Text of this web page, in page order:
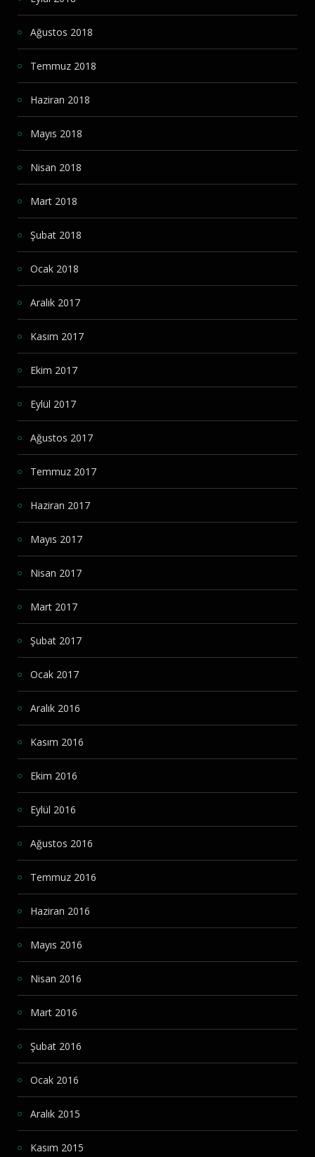
Ağustos 2018
Temmuz 2018
Haziran 2018
Mayıs 2018
Nisan 2018
Mart 2018
Şubat 2018
Ocak 2018
Aralık 2017
Kasım 2017
Ekim 2017
Eylül 2017
Ağustos 2017
Temmuz 2017
Haziran 2017
Mayıs 2017
Nisan 2017
Mart 2017
Şubat 2017
Ocak 2017
Aralık 2016
Kasım 2016
Ekim 2016
Eylül 2016
Ağustos 2016
Temmuz 2016
Haziran 2016
Mayıs 2016
Nisan 2016
Mart 2016
Şubat 2016
Ocak 2016
Aralık 2015
Kasım 2015